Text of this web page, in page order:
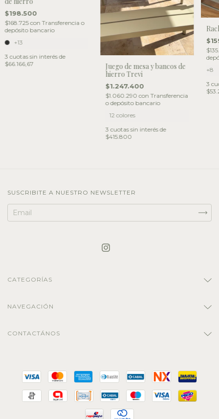
$198.500
$168.725con Transferencia o
depósito bancario
+13
3 cuotas sin interés de
$66.166,67
Juego de mesa y bancos de
hierro Trevi
$1.247.400
$1.060.290con Transferencia
o depósito bancario
12 colores
3 cuotas sin interés de
$415.800
+8
3
SUSCRIBITE A NUESTRO NEWSLETTER
CATEGORÍAS
NAVEGACIÓN
CONTACTÁNOS